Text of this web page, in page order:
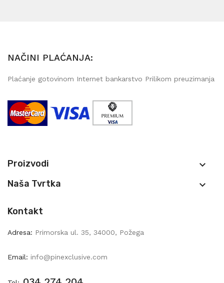
NAČINI PLAĆANJA:
Plaćanje gotovinom Internet bankarstvo Prilikom preuzimanja
Proizvodi 
Naša Tvrtka 
Kontakt
Adresa: Primorska ul. 35, 34000, Požega
Email: info@pinexclusive.com